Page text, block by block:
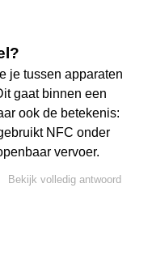
je tussen apparaten
gaat binnen een
ook de betekenis:
NFC onder
vervoer.
Bekijk volledig antwoord